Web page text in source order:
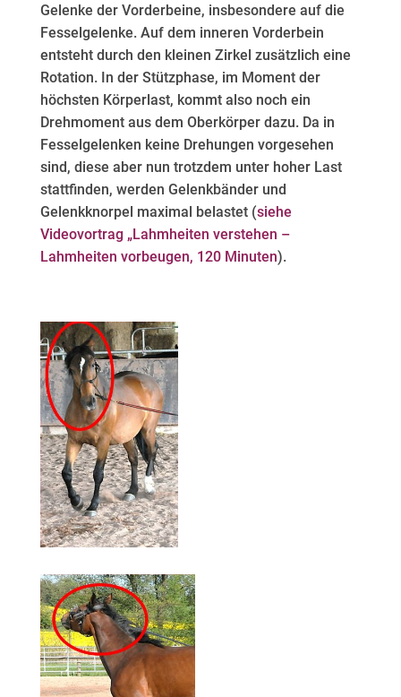
Gelenke der Vorderbeine, insbesondere auf die
Fesselgelenke. Auf dem inneren Vorderbein
entsteht durch den kleinen Zirkel zusätzlich eine
Rotation. In der Stützphase, im Moment der
höchsten Körperlast, kommt also noch ein
Drehmoment aus dem Oberkörper dazu. Da in
Fesselgelenken keine Drehungen vorgesehen
sind, diese aber nun trotzdem unter hoher Last
stattfinden, werden Gelenkbänder und
Gelenkknorpel maximal belastet (siehe
Videovortrag „Lahmheiten verstehen –
Lahmheiten vorbeugen, 120 Minuten).